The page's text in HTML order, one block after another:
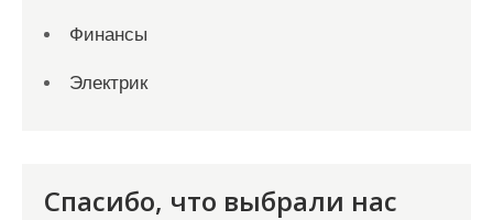
Финансы
Электрик
Спасибо, что выбрали нас